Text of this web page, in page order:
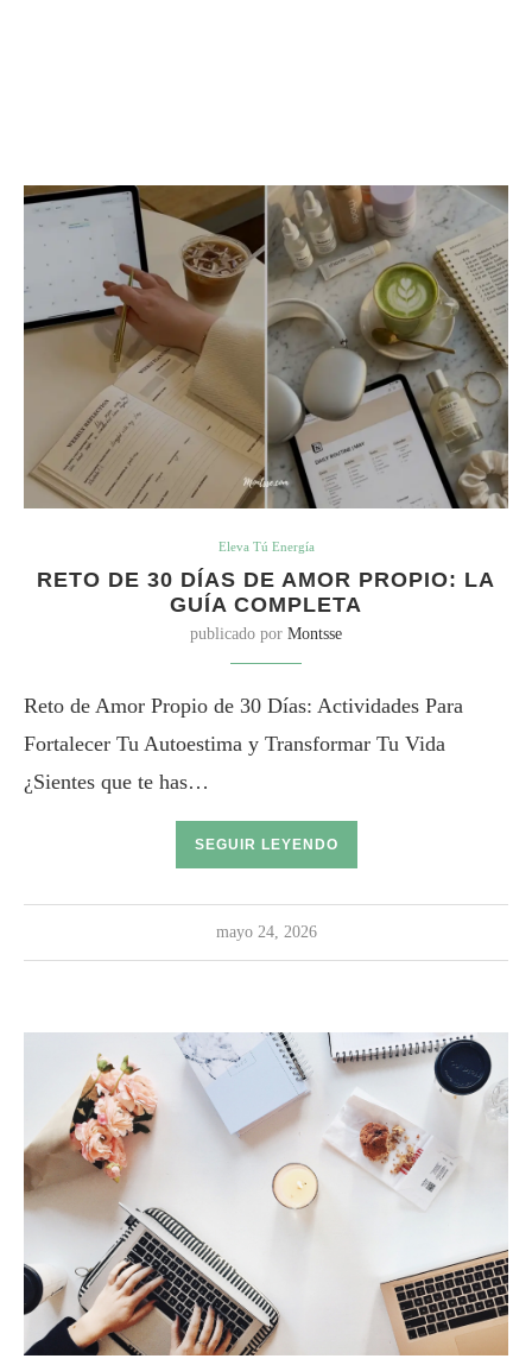
Eleva Tú Energía
RETO DE 30 DÍAS DE AMOR PROPIO: LA
GUÍA COMPLETA
publicado por Montsse
Reto de Amor Propio de 30 Días: Actividades Para
Fortalecer Tu Autoestima y Transformar Tu Vida
¿Sientes que te has…
SEGUIR LEYENDO
mayo 24, 2026